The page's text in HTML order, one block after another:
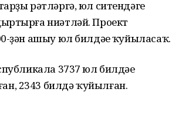
рәтләргә, юл ситендәге
ниәтләй. Проект
ҙән ашыу юл билдәһе ҡуйыласаҡ.
3737 юл билдәһе
2343 билдә ҡуйылған.